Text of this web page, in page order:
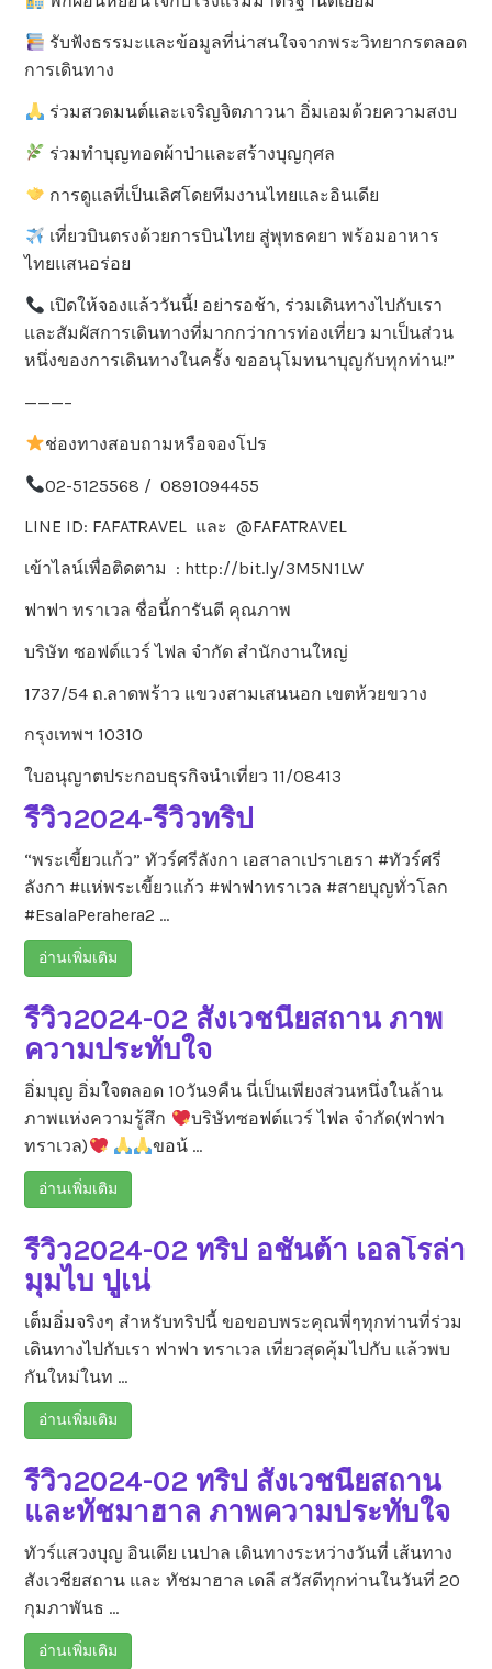
รับฟังธรรมะและข้อมูลที่น่าสนใจจากพระวิทยากรตลอด
การเดินทาง
ร่วมสวดมนต์และเจริญจิตภาวนา อิ่มเอมด้วยความสงบ
ร่วมทำบุญทอดผ้าป่าและสร้างบุญกุศล
การดูแลที่เป็นเลิศโดยทีมงานไทยและอินเดีย
เที่ยวบินตรงด้วยการบินไทย สู่พุทธคยา พร้อมอาหาร
ไทยแสนอร่อย
เปิดให้จองแล้ววันนี้! อย่ารอช้า, ร่วมเดินทางไปกับเรา
และสัมผัสการเดินทางที่มากกว่าการท่องเที่ยว มาเป็นส่วน
หนึ่งของการเดินทางในครั้ง ขออนุโมทนาบุญกับทุกท่าน!”
———–
ช่องทางสอบถามหรือจองโปร
02-5125568 / 0891094455
LINE ID: FAFATRAVEL และ @FAFATRAVEL
เข้าไลน์เพื่อติดตาม : http://bit.ly/3M5N1LW
ฟาฟา ทราเวล ชื่อนี้การันตี คุณภาพ
บริษัท ซอฟต์แวร์ ไฟล จำกัด สำนักงานใหญ่
1737/54 ถ.ลาดพร้าว แขวงสามเสนนอก เขตห้วยขวาง
กรุงเทพฯ 10310
ใบอนุญาตประกอบธุรกิจนำเที่ยว 11/08413
รีวิว2024-รีวิวทริป
“พระเขี้ยวแก้ว” ทัวร์ศรีลังกา เอสาลาเปราเฮรา #ทัวร์ศรี
ลังกา #แห่พระเขี้ยวแก้ว #ฟาฟาทราเวล #สายบุญทั่วโลก
#EsalaPerahera2 …
อ่านเพิ่มเติม
รีวิว2024-02 สังเวชนียสถาน ภาพ
ความประทับใจ
อิ่มบุญ อิ่มใจตลอด 10วัน9คืน นี่เป็นเพียงส่วนหนึ่งในล้าน
ภาพแห่งความรู้สึก
บริษัทซอฟต์แวร์ ไฟล จำกัด(ฟาฟา
ทราเวล)
ขอน้ …
อ่านเพิ่มเติม
รีวิว2024-02 ทริป อชันต้า เอลโรล่า
มุมไบ ปูเน่
เต็มอิ่มจริงๆ สำหรับทริปนี้ ขอขอบพระคุณพี่ๆทุกท่านที่ร่วม
เดินทางไปกับเรา ฟาฟา ทราเวล เที่ยวสุดคุ้มไปกับ แล้วพบ
กันใหม่ในท …
อ่านเพิ่มเติม
รีวิว2024-02 ทริป สังเวชนียสถาน
และทัชมาฮาล ภาพความประทับใจ
ทัวร์แสวงบุญ อินเดีย เนปาล เดินทางระหว่างวันที่ เส้นทาง
สังเวชียสถาน และ ทัชมาฮาล เดลี สวัสดีทุกท่านในวันที่ 20
กุมภาพันธ …
อ่านเพิ่มเติม